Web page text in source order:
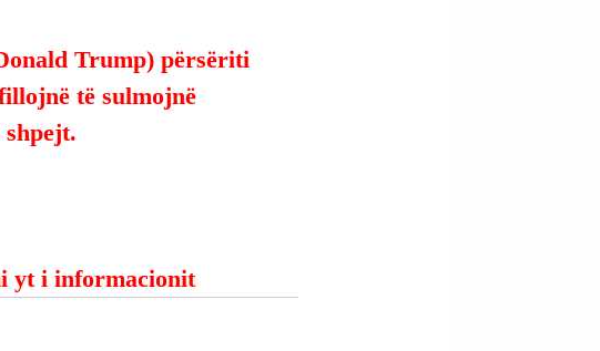
Trump) përsëriti
të sulmojnë
shpejt.
yt i informacionit